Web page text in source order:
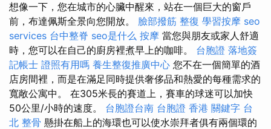
想像一下，您在城市的心臟中醒來，站在一個巨大的窗戶
前，布達佩斯全景向您開放。 臉部撥筋 整復 學習按摩 seo
services 台中整脊 seo是什么 按摩 當您與朋友或家人舒適
時，您可以在自己的廚房裡煮早上的咖啡。 台胞證 落地簽
記帳士 證照有用嗎 養生整復推廣中心 您不在一個簡單的酒
店房間裡，而是在滿足同時提供奢侈品和熱愛的每種需求的
寬敞公寓中。 在305米長的賽道上，賽車的球迷可以加快
50公里/小時的速度。 台胞證台南 台胞證 香港 關鍵字 台
北 整骨 懸掛在船上的海環也可以使水崇拜者俱有兩個環的